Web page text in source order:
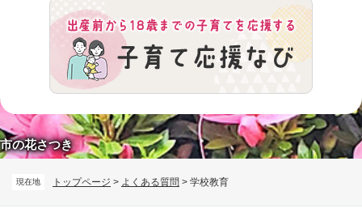
現在地 トップページ > よくある質問 > 学校教育
市の花さつき